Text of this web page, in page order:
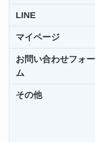
LINE
マイページ
お問い合わせフォー
ム
その他